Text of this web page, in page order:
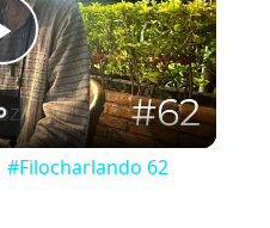
Play
Video
#Filocharlando 62